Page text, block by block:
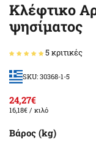
Κλέφτικο
ψησίματος
5 κριτικές
SKU: 30368-1-5
24,27€
16,18€ / κιλό
Βάρος (kg)